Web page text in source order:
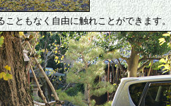
ともなく自由に触れことができます。